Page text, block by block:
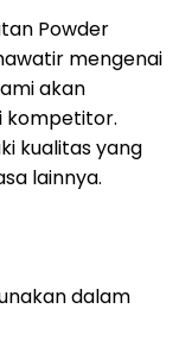
Powder
mengenai
akan
kompetitor.
kualitas yang
lainnya.
dalam